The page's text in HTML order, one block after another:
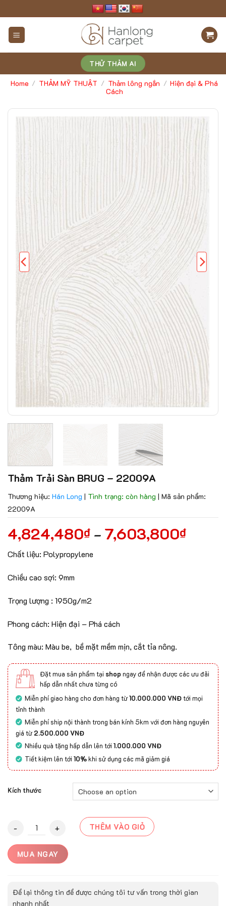
to
content
THỬ THẢM AI
Home / THẢM MỸ THUẬT / Thảm lông ngắn / Hiện đại & Phá
Cách
Thảm Trải Sàn BRUG – 22009A
Thương hiệu: Hán Long | Tình trạng: còn hàng | Mã sản phẩm:
22009A
4,824,480₫ – 7,603,800₫
Chất liệu: Polypropylene
Chiều cao sợi: 9mm
Trọng lượng : 1950g/m2
Phong cách: Hiện đại – Phá cách
Tông màu: Màu be, bề mặt mềm mịn, cắt tỉa nông.
Đặt mua sản phẩm tại shop ngay để nhận được các ưu đãi
hấp dẫn nhất chưa từng có
Miễn phí giao hàng cho đơn hàng từ10.000.000 VNĐtới mọi
tỉnh thành
Miễn phí ship nội thành trong bán kính 5km với đơn hàng nguyên
giá từ 2.500.000 VNĐ
Nhiều quà tặng hấp dẫn lên tới1.000.000 VNĐ
Tiết kiệm lên tới10%khi sử dụng các mã giảm giá
Kích thước
Thảm Trải Sàn BRUG - 22009A quantity
THÊM VÀO GIỎ
MUA NGAY
Để lại thông tin để được chúng tôi tư vấn trong thời gian
nhanh nhất